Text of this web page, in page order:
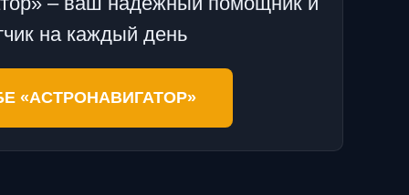
на каждый день
«АСТРОНАВИГАТОР»